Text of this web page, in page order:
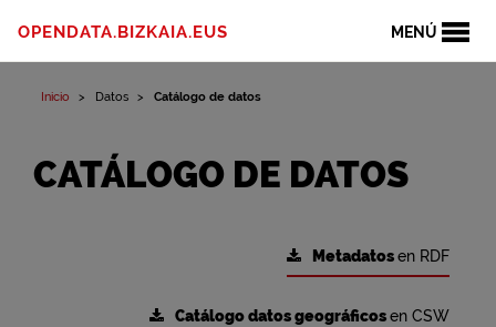
MENÚ
OPENDATA.BIZKAIA.EUS
Inicio Datos Catálogo de datos
CATÁLOGO DE DATOS
Metadatosen RDF
Catálogo datos geográficosen CSW